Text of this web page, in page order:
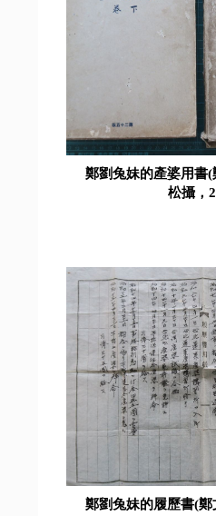
鄭劉兔妹的產婆用書(
松攝，
鄭劉兔妹的履歷書(